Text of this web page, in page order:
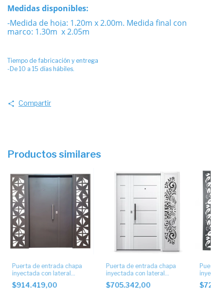
Medidas disponibles:
-Medida de hoja: 1.20m x 2.00m. Medida final con
marco: 1.30m x 2.05m
Tiempo de fabricación y entrega
-De 10 a 15 días hábiles.
Compartir
Productos similares
Puerta de entrada chapa
inyectada con lateral
artístico. Cod 5004
$914.419,00
Puerta de entrada chapa
inyectada con lateral
artístico. Cod 7011
$705.342,00